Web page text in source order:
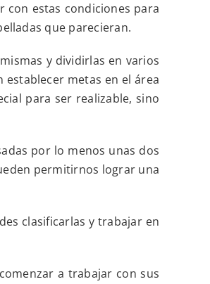
con estas condiciones para
que parecieran.
y dividirlas en varios
metas en el área
para ser realizable, sino
por lo menos unas dos
permitirnos lograr una
clasificarlas y trabajar en
a trabajar con sus